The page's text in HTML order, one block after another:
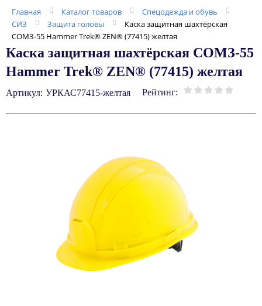
Главная Каталог товаров
Спецодежда и обувь
СИЗ
Защита головы
Каска защитная шахтёрская
СОМЗ-55 Hammer Trek® ZEN® (77415) желтая
Каска защитная шахтёрская СОМЗ-55
Hammer Trek® ZEN® (77415) желтая
Артикул: УРКАС77415-желтая Рейтинг: